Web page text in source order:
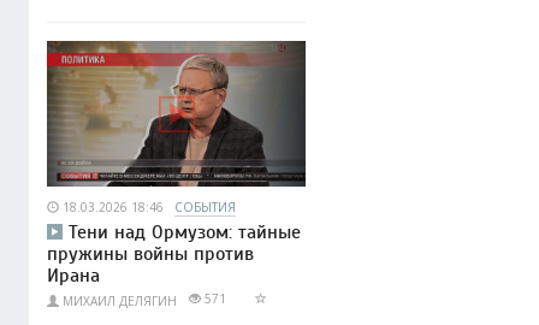
18.03.2026 18:46 СОБЫТИЯ
Тени над Ормузом: тайные
пружины войны против
Ирана
МИХАИЛ ДЕЛЯГИН 571